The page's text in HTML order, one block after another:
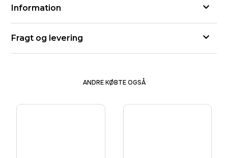
Information
Fragt og levering
ANDRE KØBTE OGSÅ